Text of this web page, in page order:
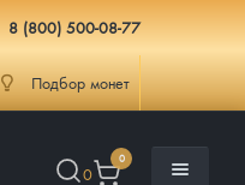
8 (800) 500-08-77
Подбор монет
0
0